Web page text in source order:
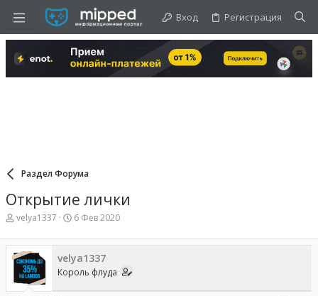
Вход Регистрация
Раздел Форума
Открытие лички
А
т
о
р
е
velya1337
Д
т
н
а
6 Фев 2020
velya1337
Король флуда